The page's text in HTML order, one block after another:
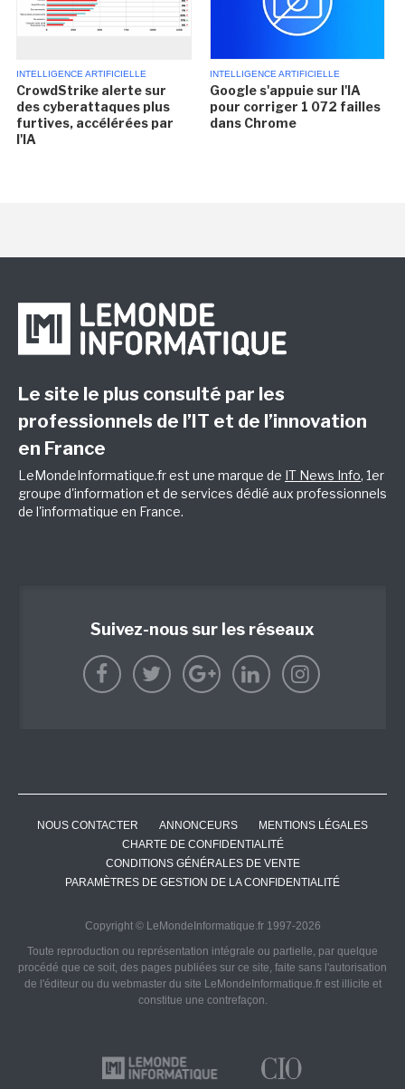
INTELLIGENCE ARTIFICIELLE
CrowdStrike alerte sur
des cyberattaques plus
furtives, accélérées par
l'IA
INTELLIGENCE ARTIFICIELLE
Google s'appuie sur l'IA
pour corriger 1 072 failles
dans Chrome
Le site le plus consulté par les
professionnels de l’IT et de l’innovation
en France
LeMondeInformatique.fr est une marque de IT News Info, 1er
groupe d'information et de services dédié aux professionnels
de l'informatique en France.
Suivez-nous sur les réseaux
NOUS CONTACTER ANNONCEURS
MENTIONS LÉGALES
CHARTE DE CONFIDENTIALITÉ
CONDITIONS GÉNÉRALES DE VENTE
PARAMÈTRES DE GESTION DE LA CONFIDENTIALITÉ
Copyright © LeMondeInformatique.fr 1997-2026
Toute reproduction ou représentation intégrale ou partielle, par quelque
procédé que ce soit, des pages publiées sur ce site, faite sans l'autorisation
de l'éditeur ou du webmaster du site LeMondeInformatique.fr est illicite et
constitue une contrefaçon.